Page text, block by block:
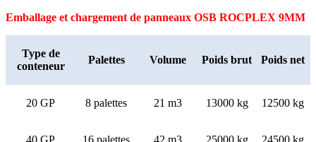
Emballage et chargement de panneaux OSB ROCPLEX 9MM
Type de
conteneur
Palettes Volume Poids brut Poids net
20 GP 8 palettes 21 m3 13000 kg 12500 kg
40 GP 16 palettes 42 m3 25000 kg 24500 kg